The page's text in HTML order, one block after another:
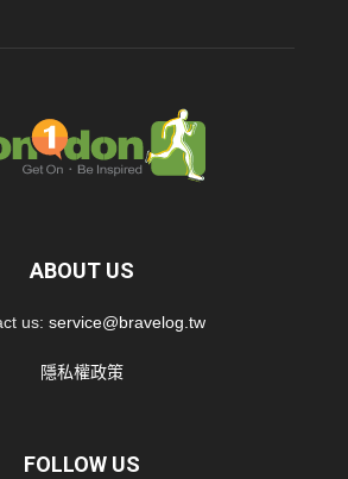
ABOUT US
us: service@bravelog.tw
隱私權政策
FOLLOW US